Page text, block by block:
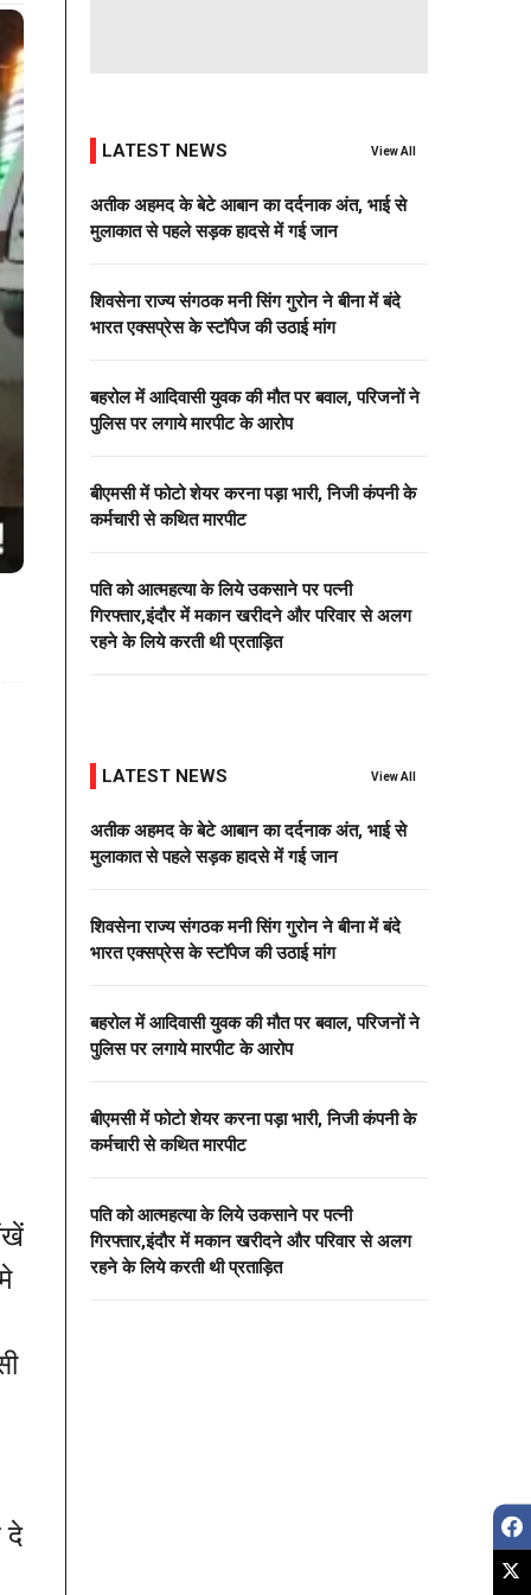
दे
LATEST NEWS View All
अतीक अहमद के बेटे आबान का दर्दनाक अंत, भाई से
मुलाकात से पहले सड़क हादसे में गई जान
शिवसेना राज्य संगठक मनी सिंग गुरोन ने बीना में बंदे
भारत एक्सप्रेस के स्टॉपेज की उठाई मांग
बहरोल में आदिवासी युवक की मौत पर बवाल, परिजनों ने
पुलिस पर लगाये मारपीट के आरोप
बीएमसी में फोटो शेयर करना पड़ा भारी, निजी कंपनी के
कर्मचारी से कथित मारपीट
पति को आत्महत्या के लिये उकसाने पर पत्नी
गिरफ्तार,इंदौर में मकान खरीदने और परिवार से अलग
रहने के लिये करती थी प्रताड़ित
LATEST NEWS View All
अतीक अहमद के बेटे आबान का दर्दनाक अंत, भाई से
मुलाकात से पहले सड़क हादसे में गई जान
शिवसेना राज्य संगठक मनी सिंग गुरोन ने बीना में बंदे
भारत एक्सप्रेस के स्टॉपेज की उठाई मांग
बहरोल में आदिवासी युवक की मौत पर बवाल, परिजनों ने
पुलिस पर लगाये मारपीट के आरोप
बीएमसी में फोटो शेयर करना पड़ा भारी, निजी कंपनी के
कर्मचारी से कथित मारपीट
पति को आत्महत्या के लिये उकसाने पर पत्नी
गिरफ्तार,इंदौर में मकान खरीदने और परिवार से अलग
रहने के लिये करती थी प्रताड़ित